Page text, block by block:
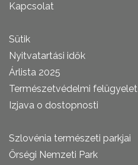
Kapcsolat
Sütik
Nyitvatartási idők
Árlista 2025
Természetvédelmi felügyelet
Izjava o dostopnosti
Szlovénia természeti parkjai
Őrségi Nemzeti Park